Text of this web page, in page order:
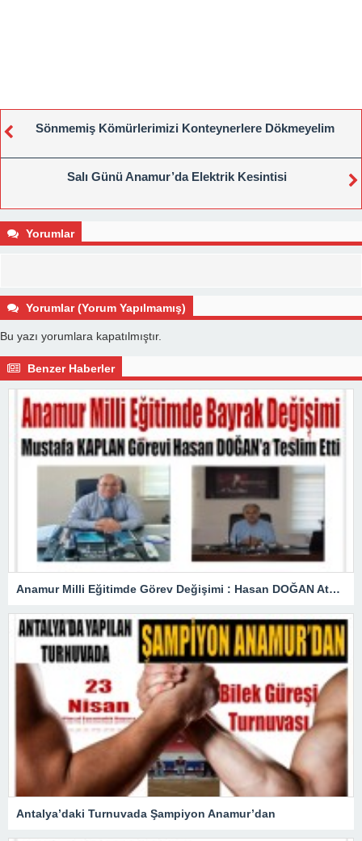
Sönmemiş Kömürlerimizi Konteynerlere Dökmeyelim
Salı Günü Anamur’da Elektrik Kesintisi
Yorumlar
Yorumlar (Yorum Yapılmamış)
Bu yazı yorumlara kapatılmıştır.
Benzer Haberler
Anamur Milli Eğitimde Görev Değişimi : Hasan DOĞAN Atandı
Antalya’daki Turnuvada Şampiyon Anamur’dan